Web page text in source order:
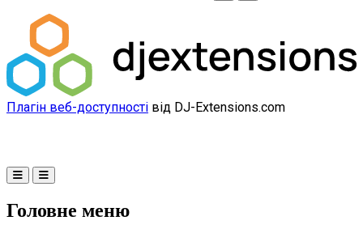
Плагін веб-доступності від DJ-Extensions.com
Головне меню